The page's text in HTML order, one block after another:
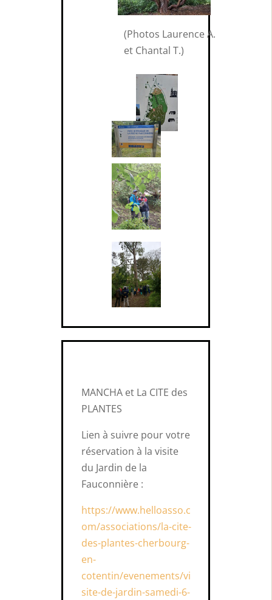
(Photos Laurence A.
et Chantal T.)
MANCHA et La CITE des
PLANTES
Lien à suivre pour votre
réservation à la visite
du Jardin de la
Fauconnière :
https://www.helloasso.c
om/associations/la-cite-
des-plantes-cherbourg-
en-
cotentin/evenements/vi
site-de-jardin-samedi-6-